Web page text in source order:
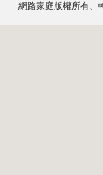
網路家庭版權所有、